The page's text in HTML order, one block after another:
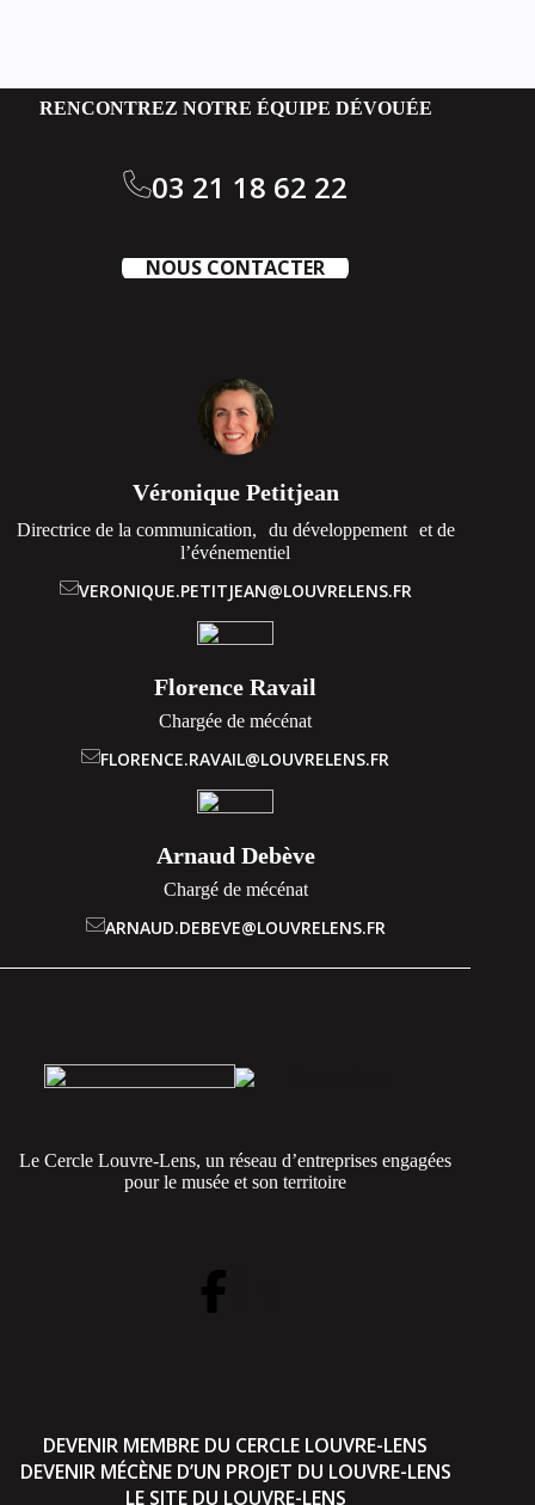
RENCONTREZ NOTRE ÉQUIPE DÉVOUÉE
03 21 18 62 22
NOUS CONTACTER
Véronique Petitjean
Directrice de la communication, du développement et de
l’événementiel
VERONIQUE.PETITJEAN@LOUVRELENS.FR
Florence Ravail
Chargée de mécénat
FLORENCE.RAVAIL@LOUVRELENS.FR
Arnaud Debève
Chargé de mécénat
ARNAUD.DEBEVE@LOUVRELENS.FR
Le Cercle Louvre-Lens, un réseau d’entreprises engagées
pour le musée et son territoire
DEVENIR MEMBRE DU CERCLE LOUVRE-LENS
DEVENIR MÉCÈNE D’UN PROJET DU LOUVRE-LENS
LE SITE DU LOUVRE-LENS